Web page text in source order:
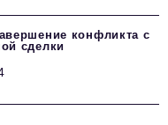
конфликта с
сделки